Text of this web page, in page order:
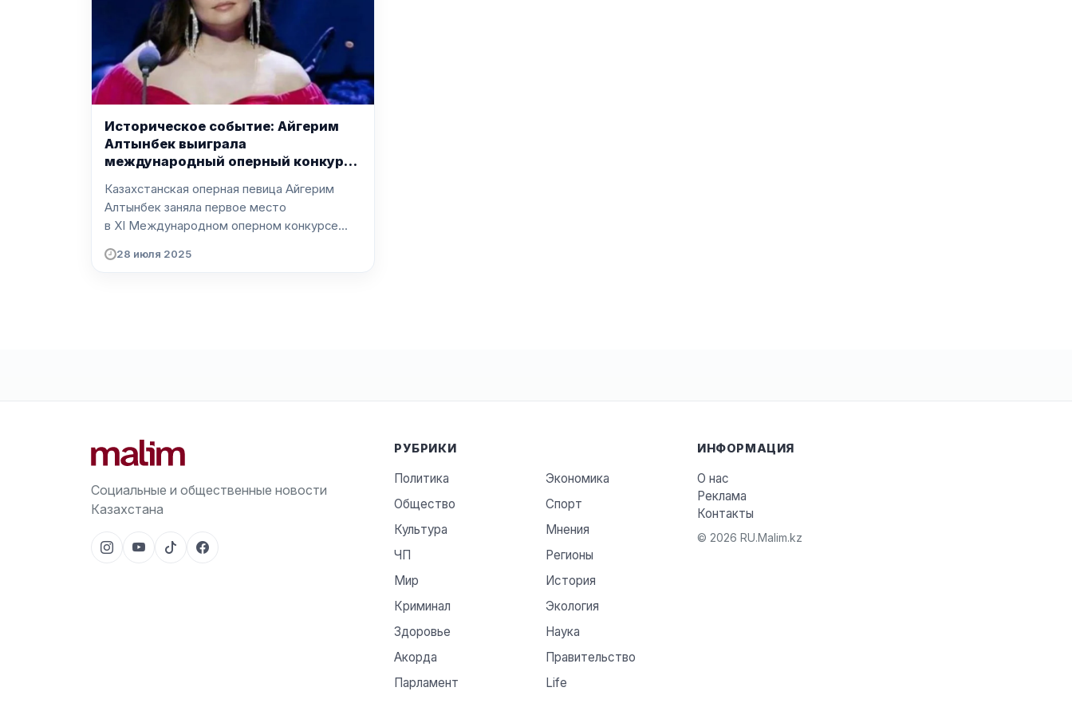
Историческое событие: Айгерим
Алтынбек выиграла
международный оперный конкурс
Казахстанская оперная певица Айгерим
Алтынбек заняла первое место
в XI Международном оперном конкурсе...
28 июля 2025
Социальные и общественные новости
Казахстана
РУБРИКИ
Политика
Экономика
Общество
Спорт
Культура
Мнения
ЧП
Регионы
Мир
История
Криминал
Экология
Здоровье
Наука
Акорда
Правительство
Парламент
Life
ИНФОРМАЦИЯ
О нас
Реклама
Контакты
© 2026 RU.Malim.kz